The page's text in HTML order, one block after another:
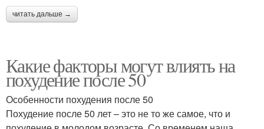
читать дальше →
Какие факторы могут влиять на
похудение после 50
Особенности похудения после 50
Похудение после 50 лет – это не то же самое, что и